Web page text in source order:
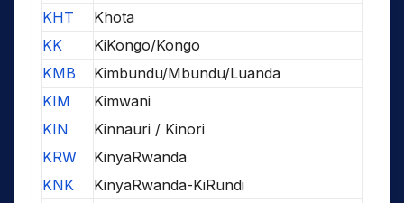
KHT
Khota
KK
KiKongo/Kongo
KMB
Kimbundu/Mbundu/Luanda
KIM
Kimwani
KIN
Kinnauri / Kinori
KRW
KinyaRwanda
KNK
KinyaRwanda-KiRundi